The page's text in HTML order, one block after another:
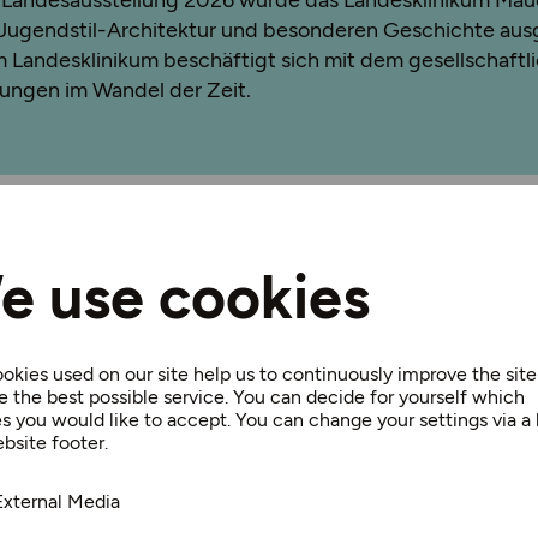
use cookies
used on our site help us to continuously improve the
the best possible service. You can decide for yourself which
you would like to accept. You can change your settings via a
footer.
Media
Architektur und besonderen Geschichte
Landesklinikum beschäftigt sich mit dem
im Wandel der Zeit.
AUR AD WEG
D ONAU